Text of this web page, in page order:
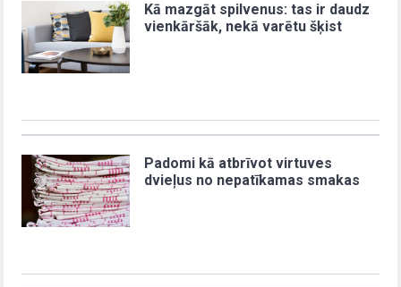
Kā mazgāt spilvenus: tas ir daudz
vienkāršāk, nekā varētu šķist
Padomi kā atbrīvot virtuves
dvieļus no nepatīkamas smakas